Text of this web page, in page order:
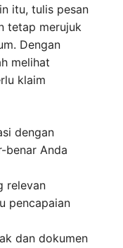
itu, tulis pesan
tetap merujuk
Dengan
melihat
klaim
dengan
benar Anda
relevan
pencapaian
dan dokumen